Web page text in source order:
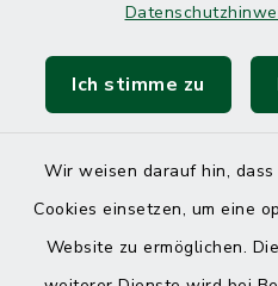
Ich stimme zu
Wir weisen darauf hin,
Cookies einsetzen, um eine
Website zu ermöglichen.